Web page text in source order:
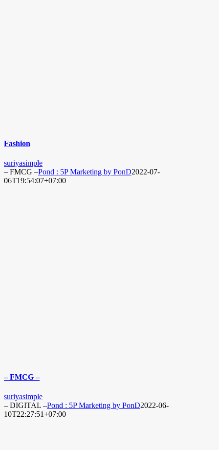
Fashion
suriyasimple
– FMCG –Pond : 5P Marketing by PonD2022-07-
06T19:54:07+07:00
– FMCG –
suriyasimple
– DIGITAL –Pond : 5P Marketing by PonD2022-06-
10T22:27:51+07:00